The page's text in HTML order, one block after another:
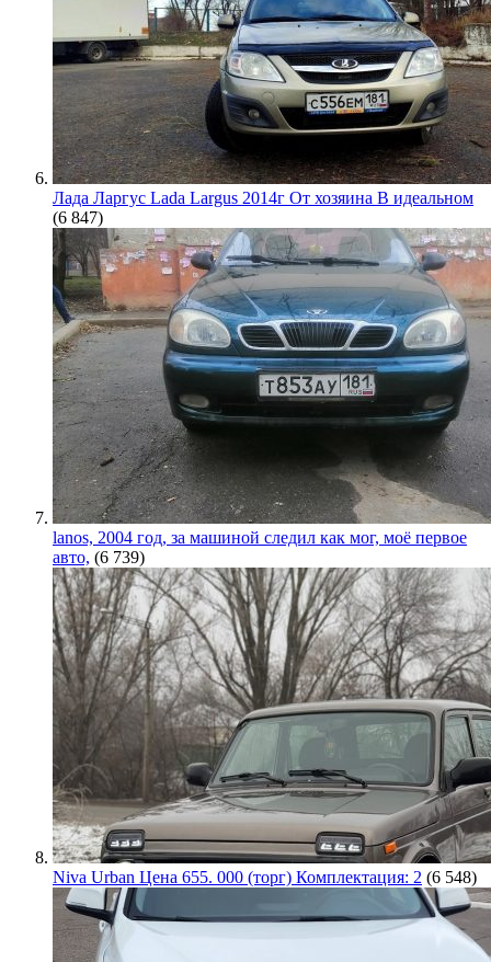
Лада Ларгус Lada Largus 2014г От хозяина В идеальном
(6 847)
lanos, 2004 год, за машиной следил как мог, моё первое
авто, (6 739)
Niva Urban Цена 655. 000 (торг) Комплектация: 2 (6 548)